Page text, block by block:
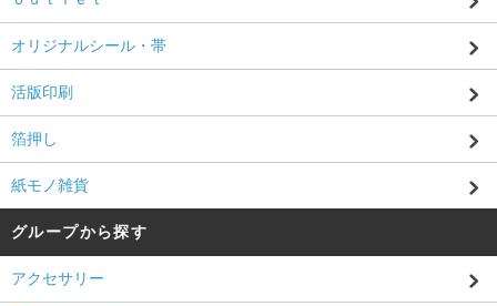
オリジナルシール・帯
活版印刷
箔押し
紙モノ雑貨
グループから探す
アクセサリー